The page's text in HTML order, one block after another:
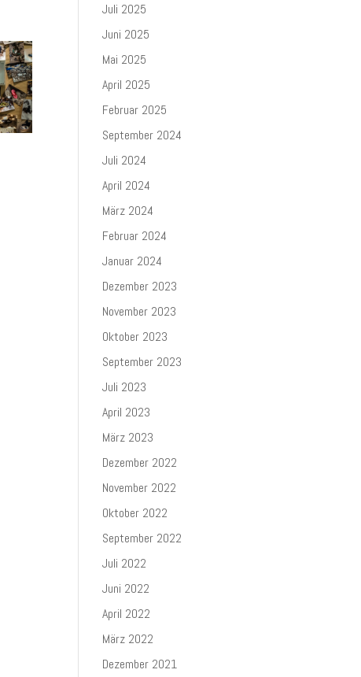
Juli 2025
Juni 2025
Mai 2025
April 2025
Februar 2025
September 2024
Juli 2024
April 2024
März 2024
Februar 2024
Januar 2024
Dezember 2023
November 2023
Oktober 2023
September 2023
Juli 2023
April 2023
März 2023
Dezember 2022
November 2022
Oktober 2022
September 2022
Juli 2022
Juni 2022
April 2022
März 2022
Dezember 2021